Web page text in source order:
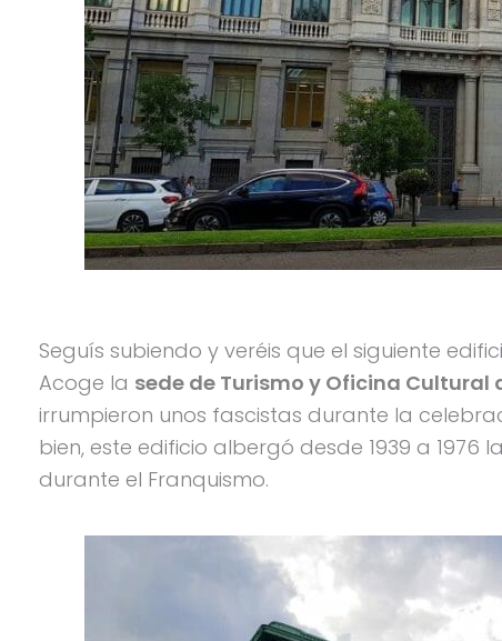
Seguís subiendo y veréis que el siguiente
Acoge la sede de Turismo y Oficina Cultural
irrumpieron unos fascistas durante la
bien, este edificio albergó desde 1939 a 1976
durante el Franquismo.